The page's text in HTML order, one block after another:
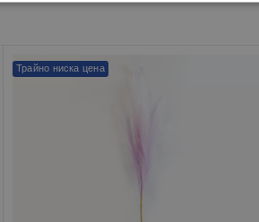
Трайно ниска цена